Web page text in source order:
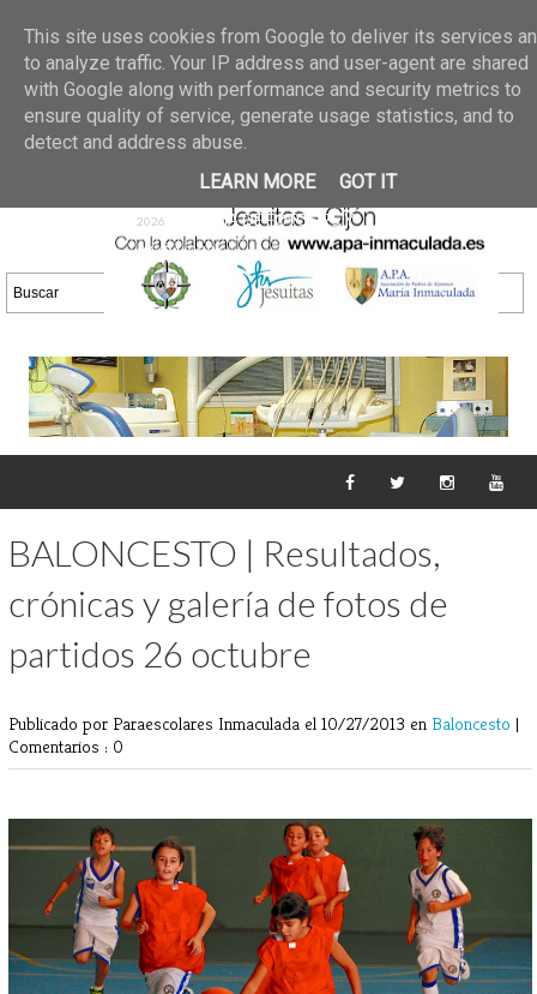
02 jun 2026
GALERIA DE FOTOS
30/05/2026
25 may 2026
GALERIA
DE FOTOS 23/05/2026
20 may
2026
GALERIA DE FOTOS
16/05/2026
DE FOTOS 09/05/2026
28 abr
2026
GALERIA DE FOTOS 25 Y
26/04/2026
BALONCESTO | Resultados,
crónicas y galería de fotos de
partidos 26 octubre
Publicado por Paraescolares Inmaculada el 10/27/2013 en Baloncesto |
Comentarios : 0
This site uses cookies from Google to deliver its services
to analyze traffic. Your IP address and user-agent are shared
with Google along with performance and security metrics to
ensure quality of service, generate usage statistics, and to
detect and address abuse.
LEARN MORE
GOT IT